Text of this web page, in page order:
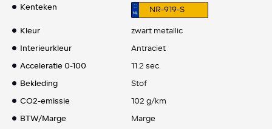
Kenteken
NR-919-S
Kleur
zwart metallic
Interieurkleur
Antraciet
Acceleratie 0-100
11.2 sec.
Bekleding
Stof
CO2-emissie
102 g/km
BTW/Marge
Marge